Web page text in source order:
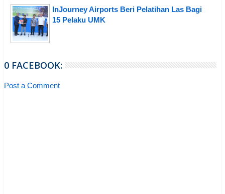
InJourney Airports Beri Pelatihan Las Bagi
15 Pelaku UMK
0 FACEBOOK:
Post a Comment